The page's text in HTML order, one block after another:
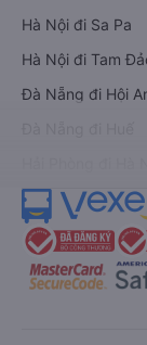
Hà Nội đi Sa Pa
Hà Nội đi Tam
Đà Nẵng đi Hội